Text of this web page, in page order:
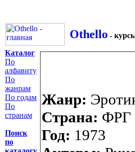
Othello -
Каталог
По
алфавиту
По
жанрам
По годам
По
странам
Поиск
по
Жанр:
Страна: ФРГ
Год: 1973